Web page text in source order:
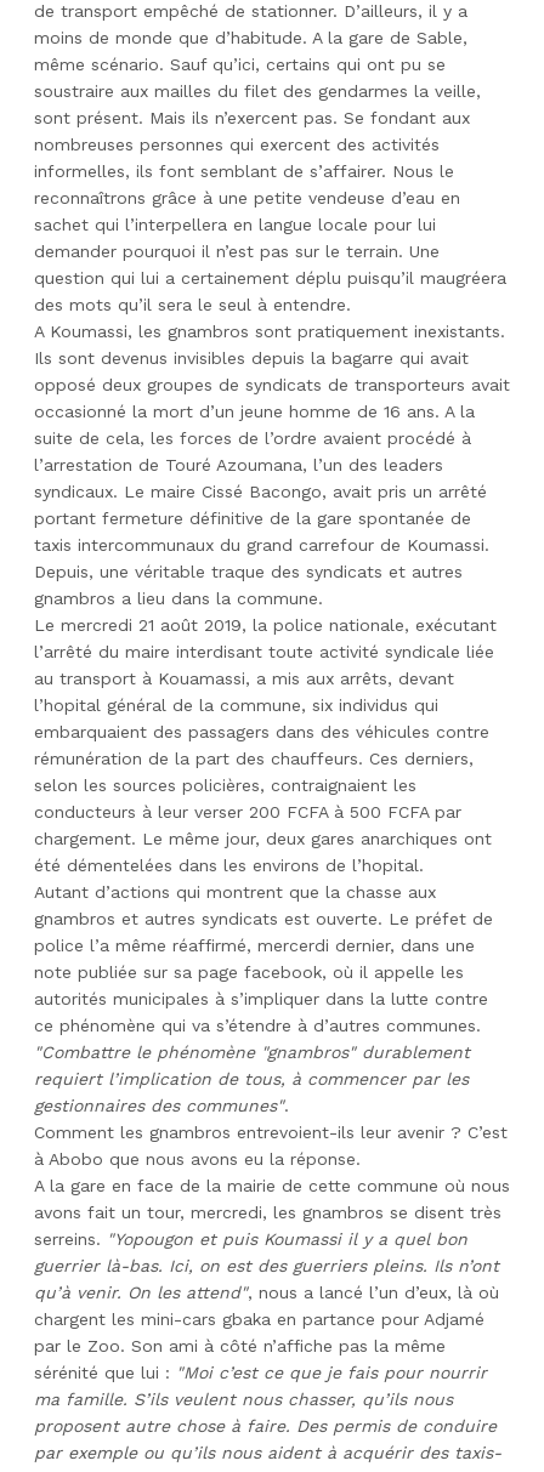
de transport empêché de stationner. D’ailleurs, il y a
moins de monde que d’habitude. A la gare de Sable,
même scénario. Sauf qu’ici, certains qui ont pu se
soustraire aux mailles du filet des gendarmes la veille,
sont présent. Mais ils n’exercent pas. Se fondant aux
nombreuses personnes qui exercent des activités
informelles, ils font semblant de s’affairer. Nous le
reconnaîtrons grâce à une petite vendeuse d’eau en
sachet qui l’interpellera en langue locale pour lui
demander pourquoi il n’est pas sur le terrain. Une
question qui lui a certainement déplu puisqu’il maugréera
des mots qu’il sera le seul à entendre.
A Koumassi, les gnambros sont pratiquement inexistants.
Ils sont devenus invisibles depuis la bagarre qui avait
opposé deux groupes de syndicats de transporteurs avait
occasionné la mort d’un jeune homme de 16 ans. A la
suite de cela, les forces de l’ordre avaient procédé à
l’arrestation de Touré Azoumana, l’un des leaders
syndicaux. Le maire Cissé Bacongo, avait pris un arrêté
portant fermeture définitive de la gare spontanée de
taxis intercommunaux du grand carrefour de Koumassi.
Depuis, une véritable traque des syndicats et autres
gnambros a lieu dans la commune.
Le mercredi 21 août 2019, la police nationale, exécutant
l’arrêté du maire interdisant toute activité syndicale liée
au transport à Kouamassi, a mis aux arrêts, devant
l’hopital général de la commune, six individus qui
embarquaient des passagers dans des véhicules contre
rémunération de la part des chauffeurs. Ces derniers,
selon les sources policières, contraignaient les
conducteurs à leur verser 200 FCFA à 500 FCFA par
chargement. Le même jour, deux gares anarchiques ont
été démentelées dans les environs de l’hopital.
Autant d’actions qui montrent que la chasse aux
gnambros et autres syndicats est ouverte. Le préfet de
police l’a même réaffirmé, mercerdi dernier, dans une
note publiée sur sa page facebook, où il appelle les
autorités municipales à s’impliquer dans la lutte contre
ce phénomène qui va s’étendre à d’autres communes.
"Combattre le phénomène "gnambros" durablement
requiert l’implication de tous, à commencer par les
gestionnaires des communes".
Comment les gnambros entrevoient-ils leur avenir ? C’est
à Abobo que nous avons eu la réponse.
A la gare en face de la mairie de cette commune où nous
avons fait un tour, mercredi, les gnambros se disent très
serreins. "Yopougon et puis Koumassi il y a quel bon
guerrier là-bas. Ici, on est des guerriers pleins. Ils n’ont
qu’à venir. On les attend", nous a lancé l’un d’eux, là où
chargent les mini-cars gbaka en partance pour Adjamé
par le Zoo. Son ami à côté n’affiche pas la même
sérénité que lui : "Moi c’est ce que je fais pour nourrir
ma famille. S’ils veulent nous chasser, qu’ils nous
proposent autre chose à faire. Des permis de conduire
par exemple ou qu’ils nous aident à acquérir des taxis-